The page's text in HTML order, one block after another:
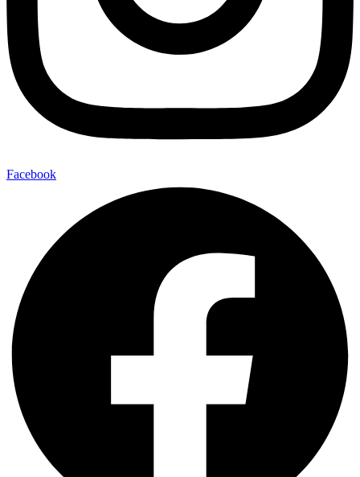
Facebook